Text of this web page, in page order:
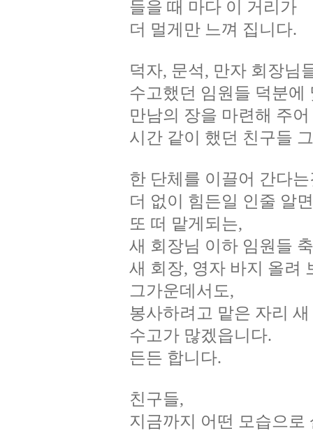
들을 때 마다 이 거리가
더 멀게만 느껴 집니다.
덕자, 문석, 만자 회장님
수고했던 임원들 덕분에
만남의 장을 마련해 주
시간 같이 했던 친구들
한 단체를 이끌어 간다는
더 없이 힘든일 인줄 알
또 떠 맡게되는,
새 회장님 이하 임원들
새 회장, 영자 바지 올려
그가운데서도,
봉사하려고 맡은 자리
수고가 많겠읍니다.
든든 합니다.
친구들,
지금까지 어떤 모습으로